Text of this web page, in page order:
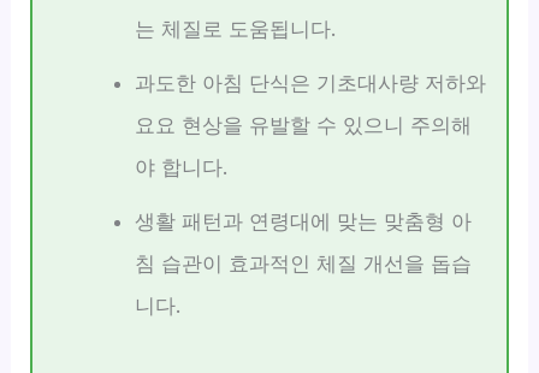
는 체질로 도움됩니다.
과도한 아침 단식은 기초대사량 저하와
요요 현상을 유발할 수 있으니 주의해
야 합니다.
생활 패턴과 연령대에 맞는 맞춤형 아
침 습관이 효과적인 체질 개선을 돕습
니다.